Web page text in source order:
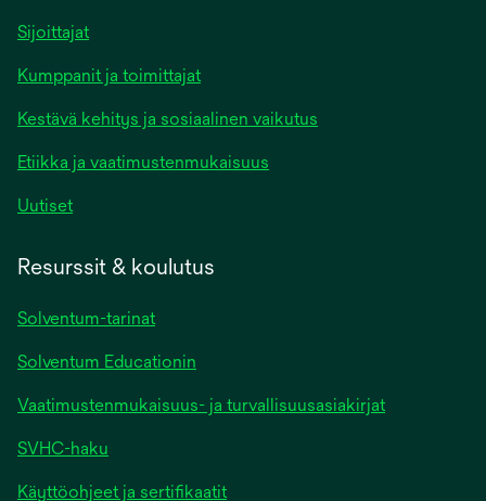
Sijoittajat
Kumppanit ja toimittajat
Kestävä kehitys ja sosiaalinen vaikutus
Etiikka ja vaatimustenmukaisuus
Uutiset
Resurssit & koulutus
Solventum-tarinat
Solventum Educationin
Vaatimustenmukaisuus- ja turvallisuusasiakirjat
SVHC-haku
Käyttöohjeet ja sertifikaatit